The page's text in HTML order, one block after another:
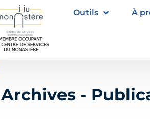
Outils À
Archives -